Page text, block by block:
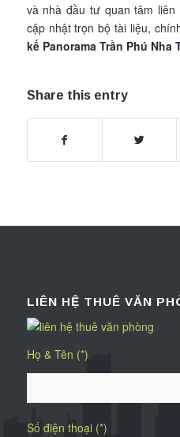
và nhà đầu tư quan tâm
cập nhật trọn bộ tài liệu,
kế Panorama Trần Phú Nha
Share this entry
LIÊN HỆ THUÊ VĂN
Họ & Tên (*)
Số điện thoại (*)